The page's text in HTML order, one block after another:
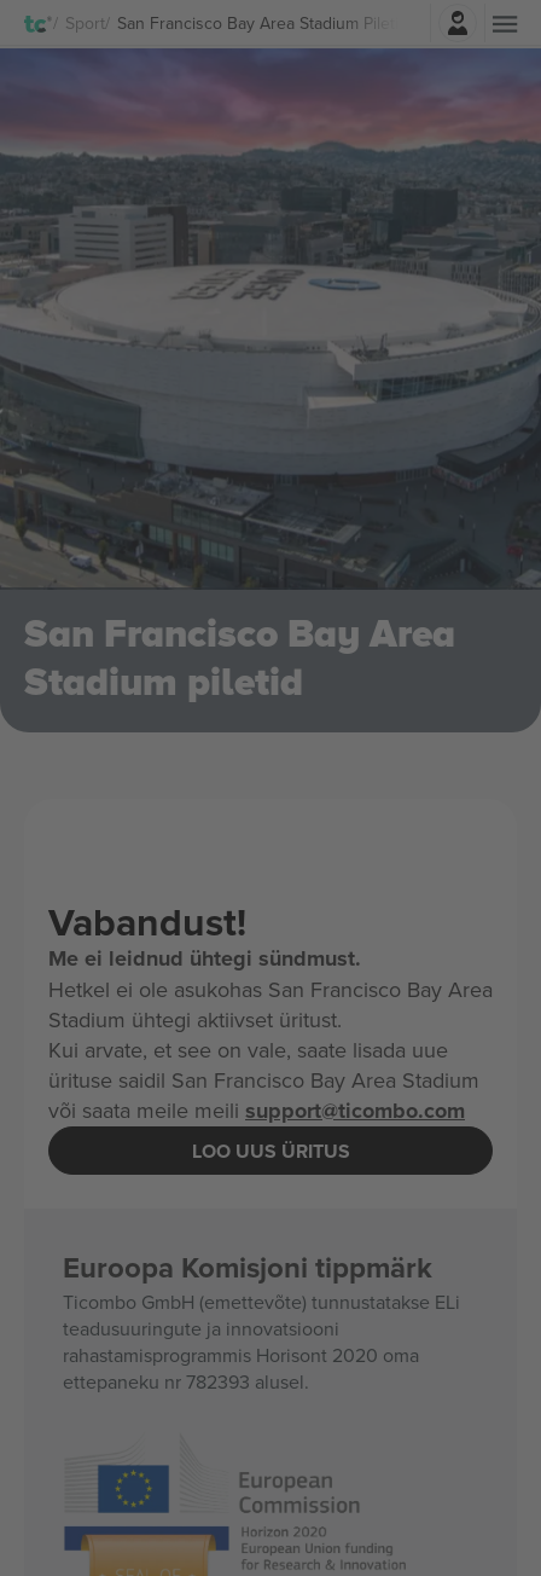
Sport San Francisco Bay Area Stadium Piletid
Logi sisse
San Francisco Bay Area
Stadium piletid
Vabandust!
Me ei leidnud ühtegi sündmust.
Hetkel ei ole asukohas San Francisco Bay Area
Stadium ühtegi aktiivset üritust.
Kui arvate, et see on vale, saate lisada uue
ürituse saidil San Francisco Bay Area Stadium
või saata meile meili support@ticombo.com
LOO UUS ÜRITUS
Euroopa Komisjoni tippmärk
Ticombo GmbH (emettevõte) tunnustatakse ELi
teadusuuringute ja innovatsiooni
rahastamisprogrammis Horisont 2020 oma
ettepaneku nr 782393 alusel.